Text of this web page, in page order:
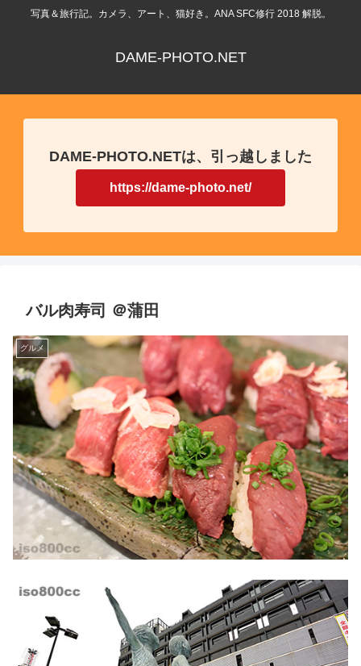
写真＆旅行記。カメラ、アート、猫好き。ANA SFC修行 2018 解脱。
DAME-PHOTO.NET
DAME-PHOTO.NETは、引っ越しました
https://dame-photo.net/
バル肉寿司 ＠蒲田
グルメ